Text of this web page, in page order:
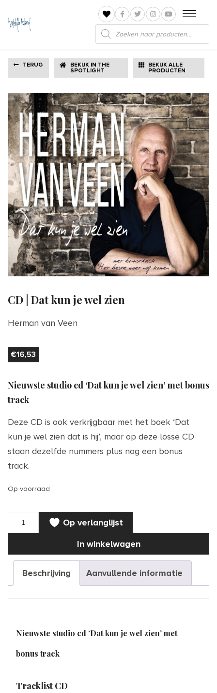
Producten
zoeken
TERUG
BEKIJK IN THE
SPOTLIGHT
BEKIJK ALLE
PRODUCTEN
CD | Dat kun je wel zien
Herman van Veen
€16,53
Nieuwste studio cd ‘Dat kun je wel zien’ met bonus
track
Deze CD is ook verkrijgbaar met het boek ‘Dat
kun je wel zien dat is hij’, maar op deze losse CD
staan dezelfde nummers plus nog een bonus
track.
Op voorraad
CD
Dat
wel
zien
aantal
In winkelwagen
Op verlanglijst
Beschrijving Aanvullende informatie
Nieuwste studio cd ‘Dat kun je wel zien’ met
bonus track
Tracklist CD